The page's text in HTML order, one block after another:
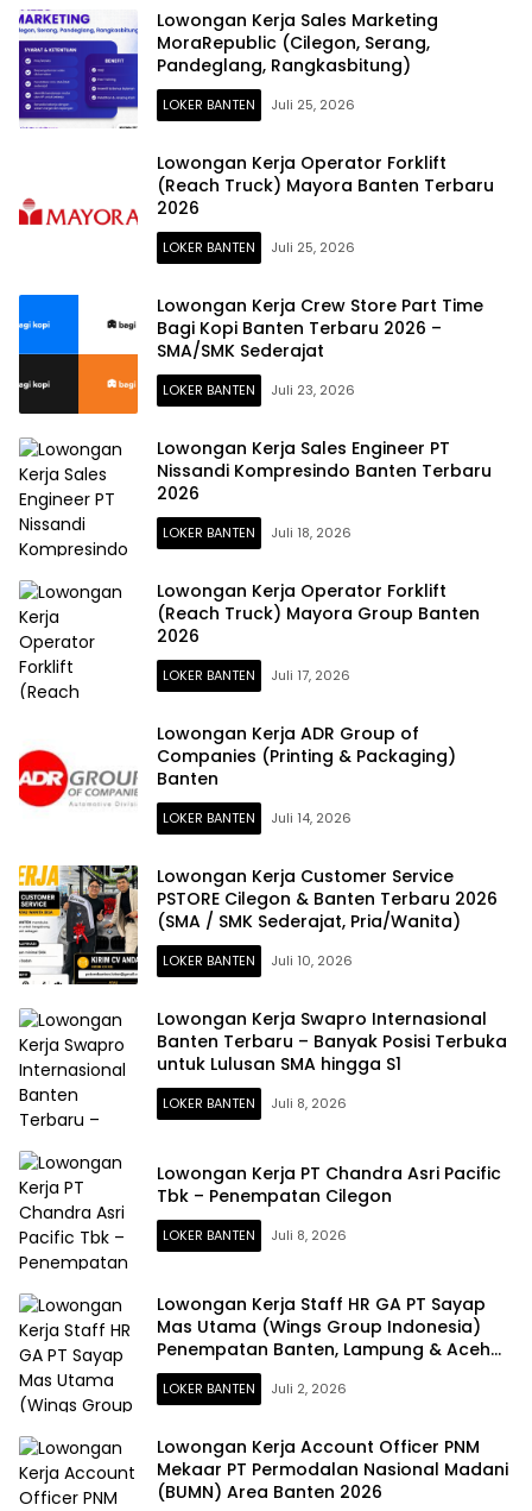
Lowongan Kerja Sales Marketing
MoraRepublic (Cilegon, Serang,
Pandeglang, Rangkasbitung)
LOKER BANTEN Juli 25, 2026
Lowongan Kerja Operator Forklift
(Reach Truck) Mayora Banten Terbaru
2026
LOKER BANTEN Juli 25, 2026
Lowongan Kerja Crew Store Part Time
Bagi Kopi Banten Terbaru 2026 –
SMA/SMK Sederajat
LOKER BANTEN Juli 23, 2026
Lowongan Kerja Sales Engineer PT
Nissandi Kompresindo Banten Terbaru
2026
LOKER BANTEN Juli 18, 2026
Lowongan Kerja Operator Forklift
(Reach Truck) Mayora Group Banten
2026
LOKER BANTEN Juli 17, 2026
Lowongan Kerja ADR Group of
Companies (Printing & Packaging)
Banten
LOKER BANTEN Juli 14, 2026
Lowongan Kerja Customer Service
PSTORE Cilegon & Banten Terbaru 2026
(SMA / SMK Sederajat, Pria/Wanita)
LOKER BANTEN Juli 10, 2026
Lowongan Kerja Swapro Internasional
Banten Terbaru – Banyak Posisi Terbuka
untuk Lulusan SMA hingga S1
LOKER BANTEN Juli 8, 2026
Lowongan Kerja PT Chandra Asri Pacific
Tbk – Penempatan Cilegon
LOKER BANTEN Juli 8, 2026
Lowongan Kerja Staff HR GA PT Sayap
Mas Utama (Wings Group Indonesia)
Penempatan Banten, Lampung & Aceh
Terbaru Juli 2026
LOKER BANTEN Juli 2, 2026
Lowongan Kerja Account Officer PNM
Mekaar PT Permodalan Nasional Madani
(BUMN) Area Banten 2026